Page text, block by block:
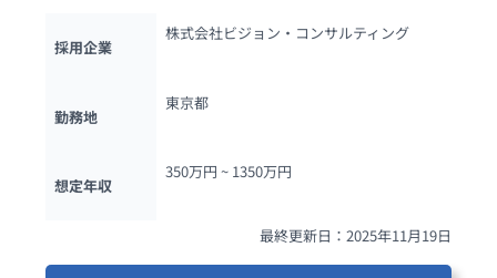
採用企業
株式会社ビジョン・コンサルティング
勤務地
東京都
想定年収
350万円 ~ 1350万円
最終更新日：2025年11月19日